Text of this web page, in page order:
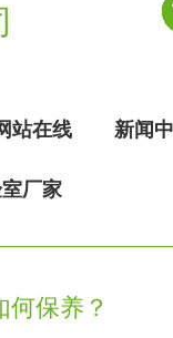
站在线
厂家
新闻
养？